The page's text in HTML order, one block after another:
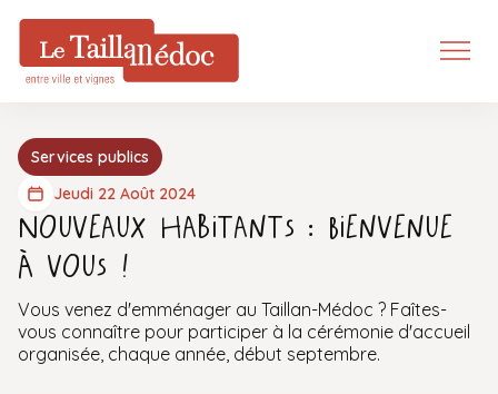
Services publics
Jeudi 22 Août 2024
Nouveaux habitants : Bienvenue
à vous !
Vous venez d'emménager au Taillan-Médoc ? Faîtes-
vous connaître pour participer à la cérémonie d'accueil
organisée, chaque année, début septembre.